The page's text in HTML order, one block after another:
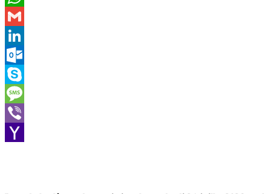
WhatsApp
Gmail
LinkedIn
Outlook.com
Skype
Message
Viber